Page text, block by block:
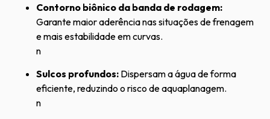
Contorno biônico da banda de rodagem:
Garante maior aderência nas situações de frenagem
e mais estabilidade em curvas.
n
Sulcos profundos: Dispersam a água de forma
eficiente, reduzindo o risco de aquaplanagem.
n